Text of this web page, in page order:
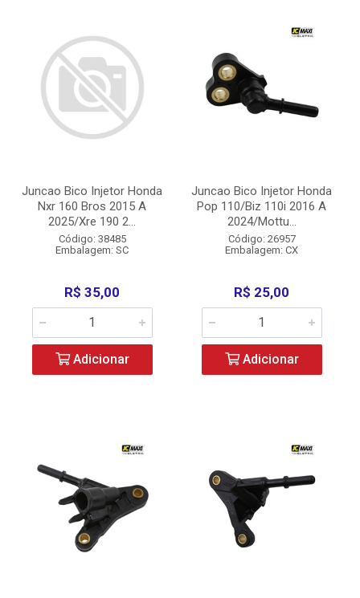
Juncao Bico Injetor Honda
Nxr 160 Bros 2015 A
2025/Xre 190 2...
Código: 38485
Embalagem: SC
R$ 35,00
Adicionar
Juncao Bico Injetor Honda
Pop 110/Biz 110i 2016 A
2024/Mottu...
Código: 26957
Embalagem: CX
R$ 25,00
Adicionar